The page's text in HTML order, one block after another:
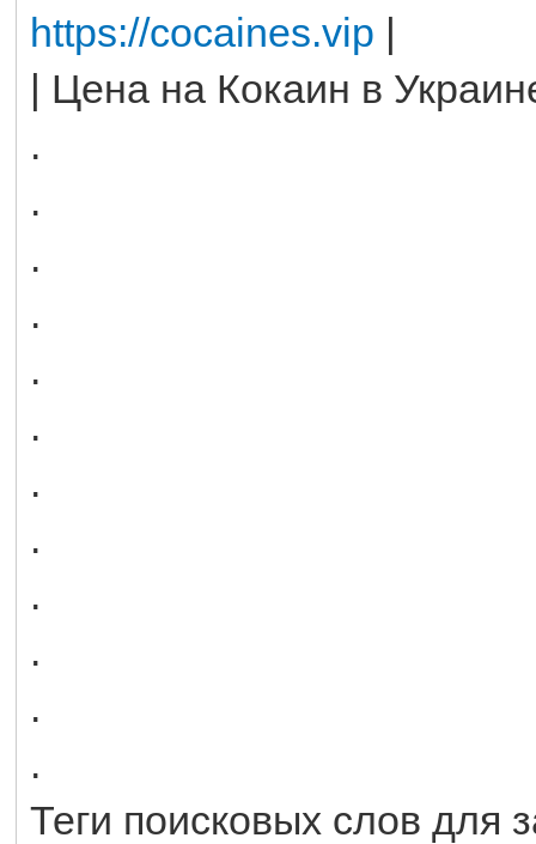
https://cocaines.vip |
| Цена на Кокаин в
.
.
.
.
.
.
.
.
.
.
.
.
Теги поисковых слов для